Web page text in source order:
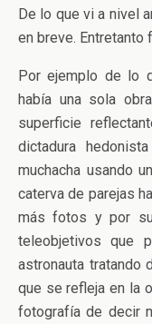
De lo que vi a nivel
en breve.
Por ejemplo de lo
había una sola
superficie
dictadura
muchacha usando
caterva de parejas
más fotos y por
teleobjetivos que
astronauta tratando
que se refleja en la
fotografía de decir